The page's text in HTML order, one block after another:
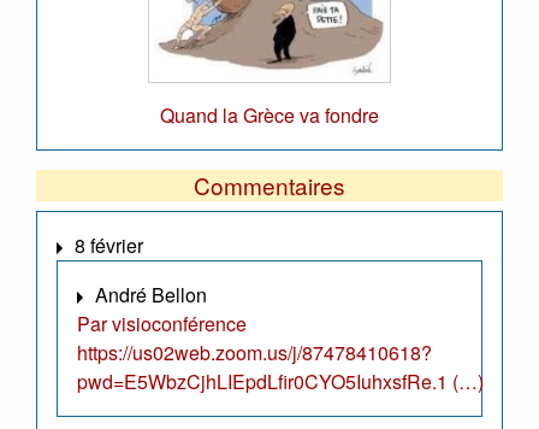
Quand la Grèce va fondre
Commentaires
8 février
André Bellon
Par visioconférence
https://us02web.zoom.us/j/87478410618?
pwd=E5WbzCjhLIEpdLfir0CYO5IuhxsfRe.1 (…)